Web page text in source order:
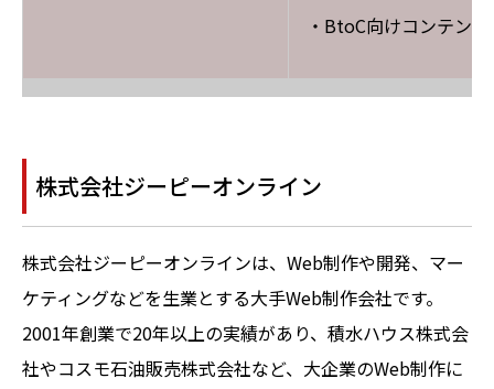
・BtoC向けコンテン
株式会社ジーピーオンライン
株式会社ジーピーオンラインは、Web制作や開発、マー
ケティングなどを生業とする大手Web制作会社です。
2001年創業で20年以上の実績があり、積水ハウス株式会
社やコスモ石油販売株式会社など、大企業のWeb制作に